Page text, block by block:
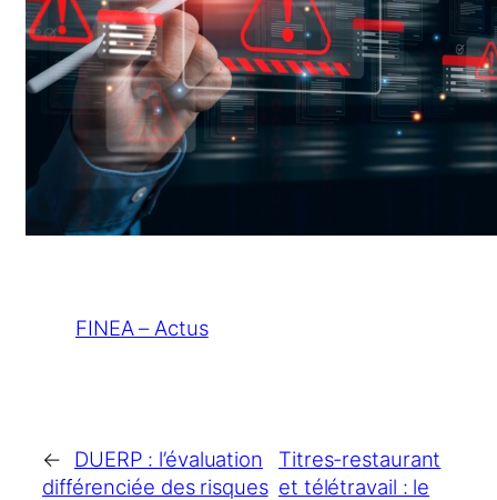
FINEA – Actus
←
DUERP : l’évaluation
différenciée des risques
Titres-restaurant
et télétravail : le